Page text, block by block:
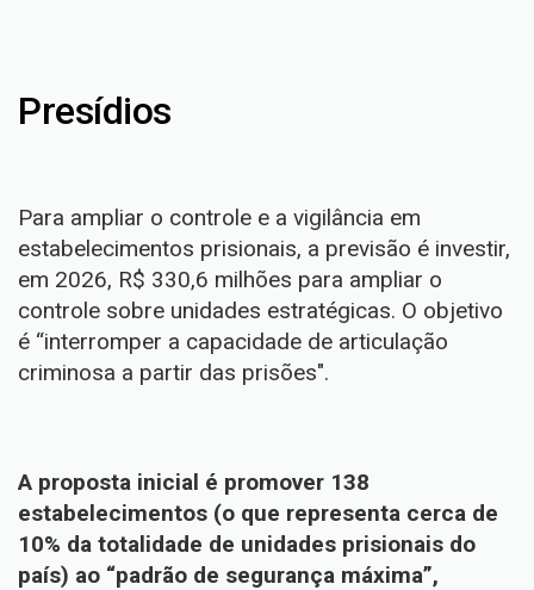
Presídios
Para ampliar o controle e a vigilância em
estabelecimentos prisionais, a previsão é investir,
em 2026, R$ 330,6 milhões para ampliar o
controle sobre unidades estratégicas. O objetivo
é “interromper a capacidade de articulação
criminosa a partir das prisões".
A proposta inicial é promover 138
estabelecimentos (o que representa cerca de
10% da totalidade de unidades prisionais do
país) ao “padrão de segurança máxima”,